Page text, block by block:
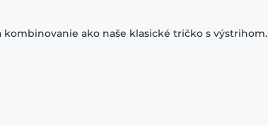
ako naše klasické tričko s výstrihom.